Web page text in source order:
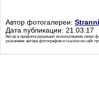
Автор фотогалереи:
Дата публикации: 21.03.17
Автор в профиле разрешил использование своих
указанием автора фотографии и ссылки на сайт